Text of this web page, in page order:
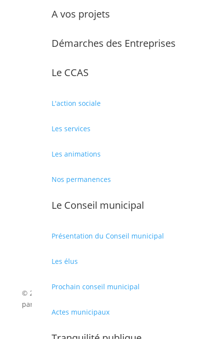
A vos projets
Démarches des Entreprises
Le CCAS
L'action sociale
Les services
Les animations
Nos permanences
Le Conseil municipal
Présentation du Conseil municipal
Les élus
Prochain conseil municipal
Actes municipaux
MAIRIE DE CABESTANY
Place des droits de l’Homme, 66330 Cabestany
Du lundi au vendredi : 8h-12h et 13h-17h
© 2026 Mairie de Cabestany | Site Internet réalisé
par